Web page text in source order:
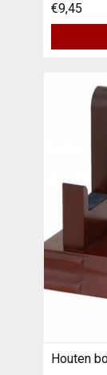
€9,45
Houten